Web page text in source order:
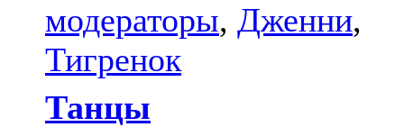
модераторы, Дженни,
Тигренок
Танцы